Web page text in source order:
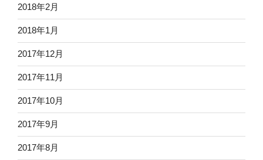
2018年2月
2018年1月
2017年12月
2017年11月
2017年10月
2017年9月
2017年8月